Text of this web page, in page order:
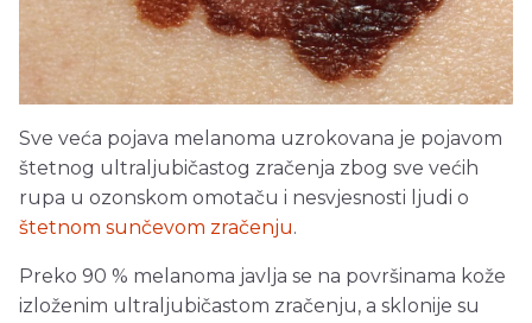
Sve veća pojava melanoma uzrokovana je pojavom
štetnog ultraljubičastog zračenja zbog sve većih
rupa u ozonskom omotaču i nesvjesnosti ljudi o
štetnom sunčevom zračenju.
Preko 90 % melanoma javlja se na površinama kože
izloženim ultraljubičastom zračenju, a sklonije su